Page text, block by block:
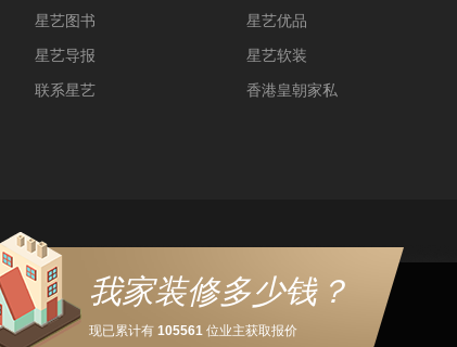
星艺图书
星艺导报
联系星艺
星艺优品
星艺软装
香港皇朝家私
我家装修多少钱？
现已累计有 105561 位业主获取报价